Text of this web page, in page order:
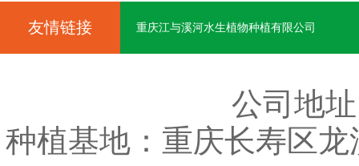
友情链接 重庆江与溪河水生植物种植有限公司
公司地
种植基地：重庆长寿区